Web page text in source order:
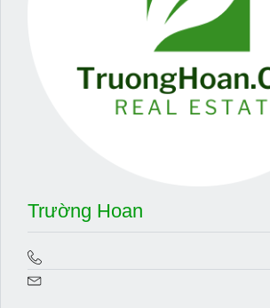
Trường Hoan